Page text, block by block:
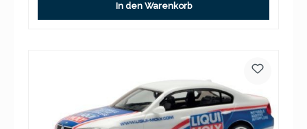
In den Warenkorb